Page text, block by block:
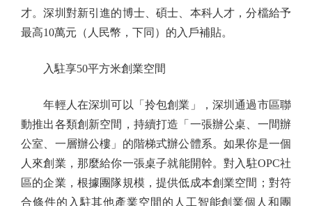
才。深圳對新引進的博士、碩士、本科人才，分檔給予
最高10萬元（人民幣，下同）的入戶補貼。
入駐享50平方米創業空間
年輕人在深圳可以「拎包創業」，深圳通過市區聯
動推出各類創新空間，持續打造「一張辦公桌、一間辦
公室、一層辦公樓」的階梯式辦公體系。如果你是一個
人來創業，那麼給你一張桌子就能開幹。對入駐OPC社
區的企業，根據團隊規模，提供低成本創業空間；對符
合條件的入駐其他產業空間的人工智能創業個人和團